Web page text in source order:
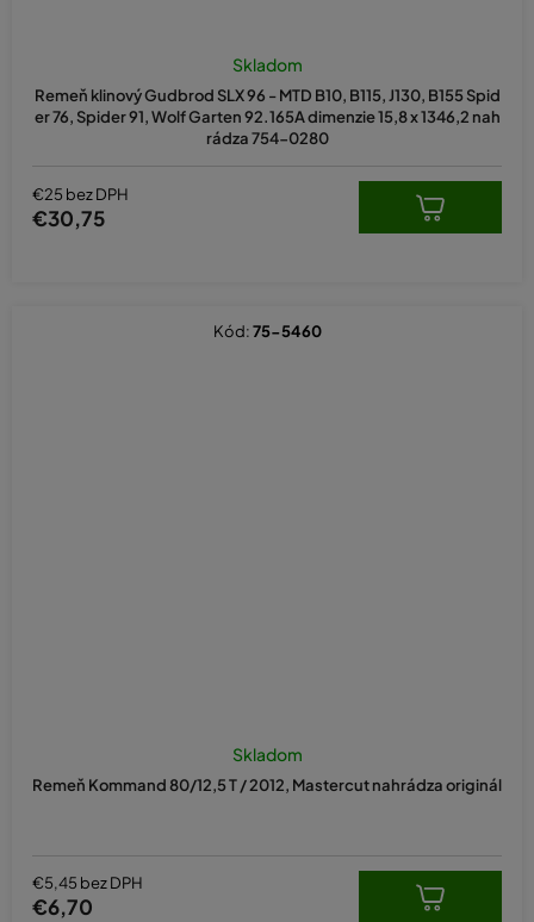
Remeň klinový Gudbrod SLX 96 - MTD B10, B115, J130, B155 Spid
er 76, Spider 91, Wolf Garten 92.165A dimenzie 15,8 x 1346,2 nah
rádza 754-0280
Skladom
€25 bez DPH
€30,75
Remeň Kommand 80/12,5 T / 2012, Mastercut nahrádza originál
Skladom
€5,45 bez DPH
€6,70
Kód:75-5460